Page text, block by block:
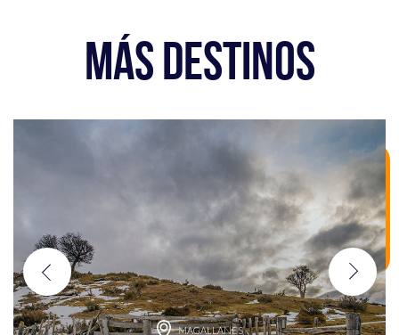
MÁS DESTINOS
MAGALLANES